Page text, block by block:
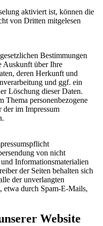
aktiviert ist, können die
von Dritten mitgelesen
Bestimmungen
Auskunft über Ihre
deren Herkunft und
und ggf. ein
Löschung dieser Daten.
Thema personenbezogene
der im Impressum
von nicht
Informationsmaterialien
der Seiten behalten sich
der unverlangten
etwa durch Spam-E-Mails,
Website